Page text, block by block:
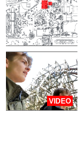
VIDEO